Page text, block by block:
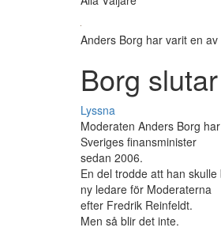
Anders Borg har varit en
Borg
Lyssna
Moderaten Anders Borg
Sveriges finansminister
sedan 2006.
En del trodde att han skulle
ny ledare för Moderaterna
efter Fredrik Reinfeldt.
Men så blir det inte.